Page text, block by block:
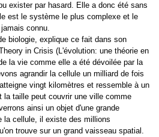
exister par hasard. Elle a donc été sans
est le système le plus complexe et le
connu.
biologie, explique ce fait dans son
in Crisis (L'évolution: une théorie en
la vie comme elle a été dévoilée par la
agrandir la cellule un milliard de fois
vingt kilomètres et ressemble à un
la taille peut couvrir une ville comme
ainsi un objet d'une grande
la cellule, il existe des millions
trouve sur un grand vaisseau spatial.